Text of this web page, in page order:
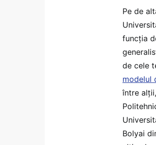
Pe de
funcția
de cele
modelul
între
Bolyai